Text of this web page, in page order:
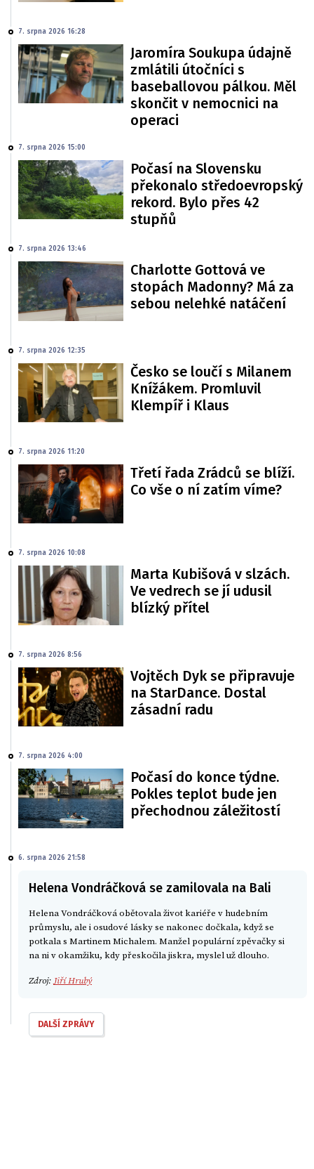
7. srpna 2026 16:28
Jaromíra Soukupa údajně
zmlátili útočníci s
baseballovou pálkou. Měl
skončit v nemocnici na
operaci
7. srpna 2026 15:00
Počasí na Slovensku
překonalo středoevropský
rekord. Bylo přes 42
stupňů
7. srpna 2026 13:46
Charlotte Gottová ve
stopách Madonny? Má za
sebou nelehké natáčení
7. srpna 2026 12:35
Česko se loučí s Milanem
Knížákem. Promluvil
Klempíř i Klaus
7. srpna 2026 11:20
Třetí řada Zrádců se blíží.
Co vše o ní zatím víme?
7. srpna 2026 10:08
Marta Kubišová v slzách.
Ve vedrech se jí udusil
blízký přítel
7. srpna 2026 8:56
Vojtěch Dyk se připravuje
na StarDance. Dostal
zásadní radu
7. srpna 2026 4:00
Počasí do konce týdne.
Pokles teplot bude jen
přechodnou záležitostí
6. srpna 2026 21:58
Helena Vondráčková se zamilovala na Bali
Helena Vondráčková obětovala život kariéře v hudebním
průmyslu, ale i osudové lásky se nakonec dočkala, když se
potkala s Martinem Michalem. Manžel populární zpěvačky si
na ni v okamžiku, kdy přeskočila jiskra, myslel už dlouho.
Zdroj: Jiří Hrubý
DALŠÍ ZPRÁVY